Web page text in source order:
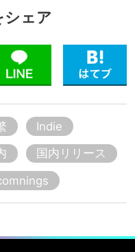
シェア
Indie
国内リリース